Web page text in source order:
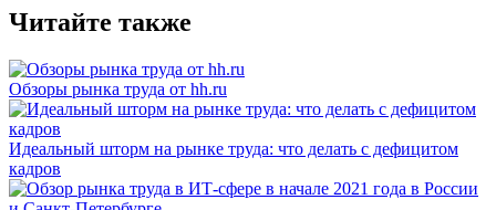
Читайте также
Обзоры рынка труда от hh.ru
Идеальный шторм на рынке труда: что делать с дефицитом
кадров